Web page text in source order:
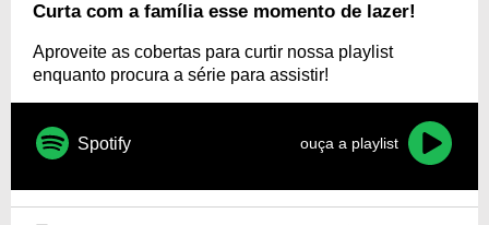
trabalho, fizemos uma lista de séries para assistir debaixo das cobertas
play!
Curta com a família esse momento de lazer!
Aproveite as cobertas para curtir nossa playlist
enquanto procura a série para assistir!
Spotify ouça a playlist